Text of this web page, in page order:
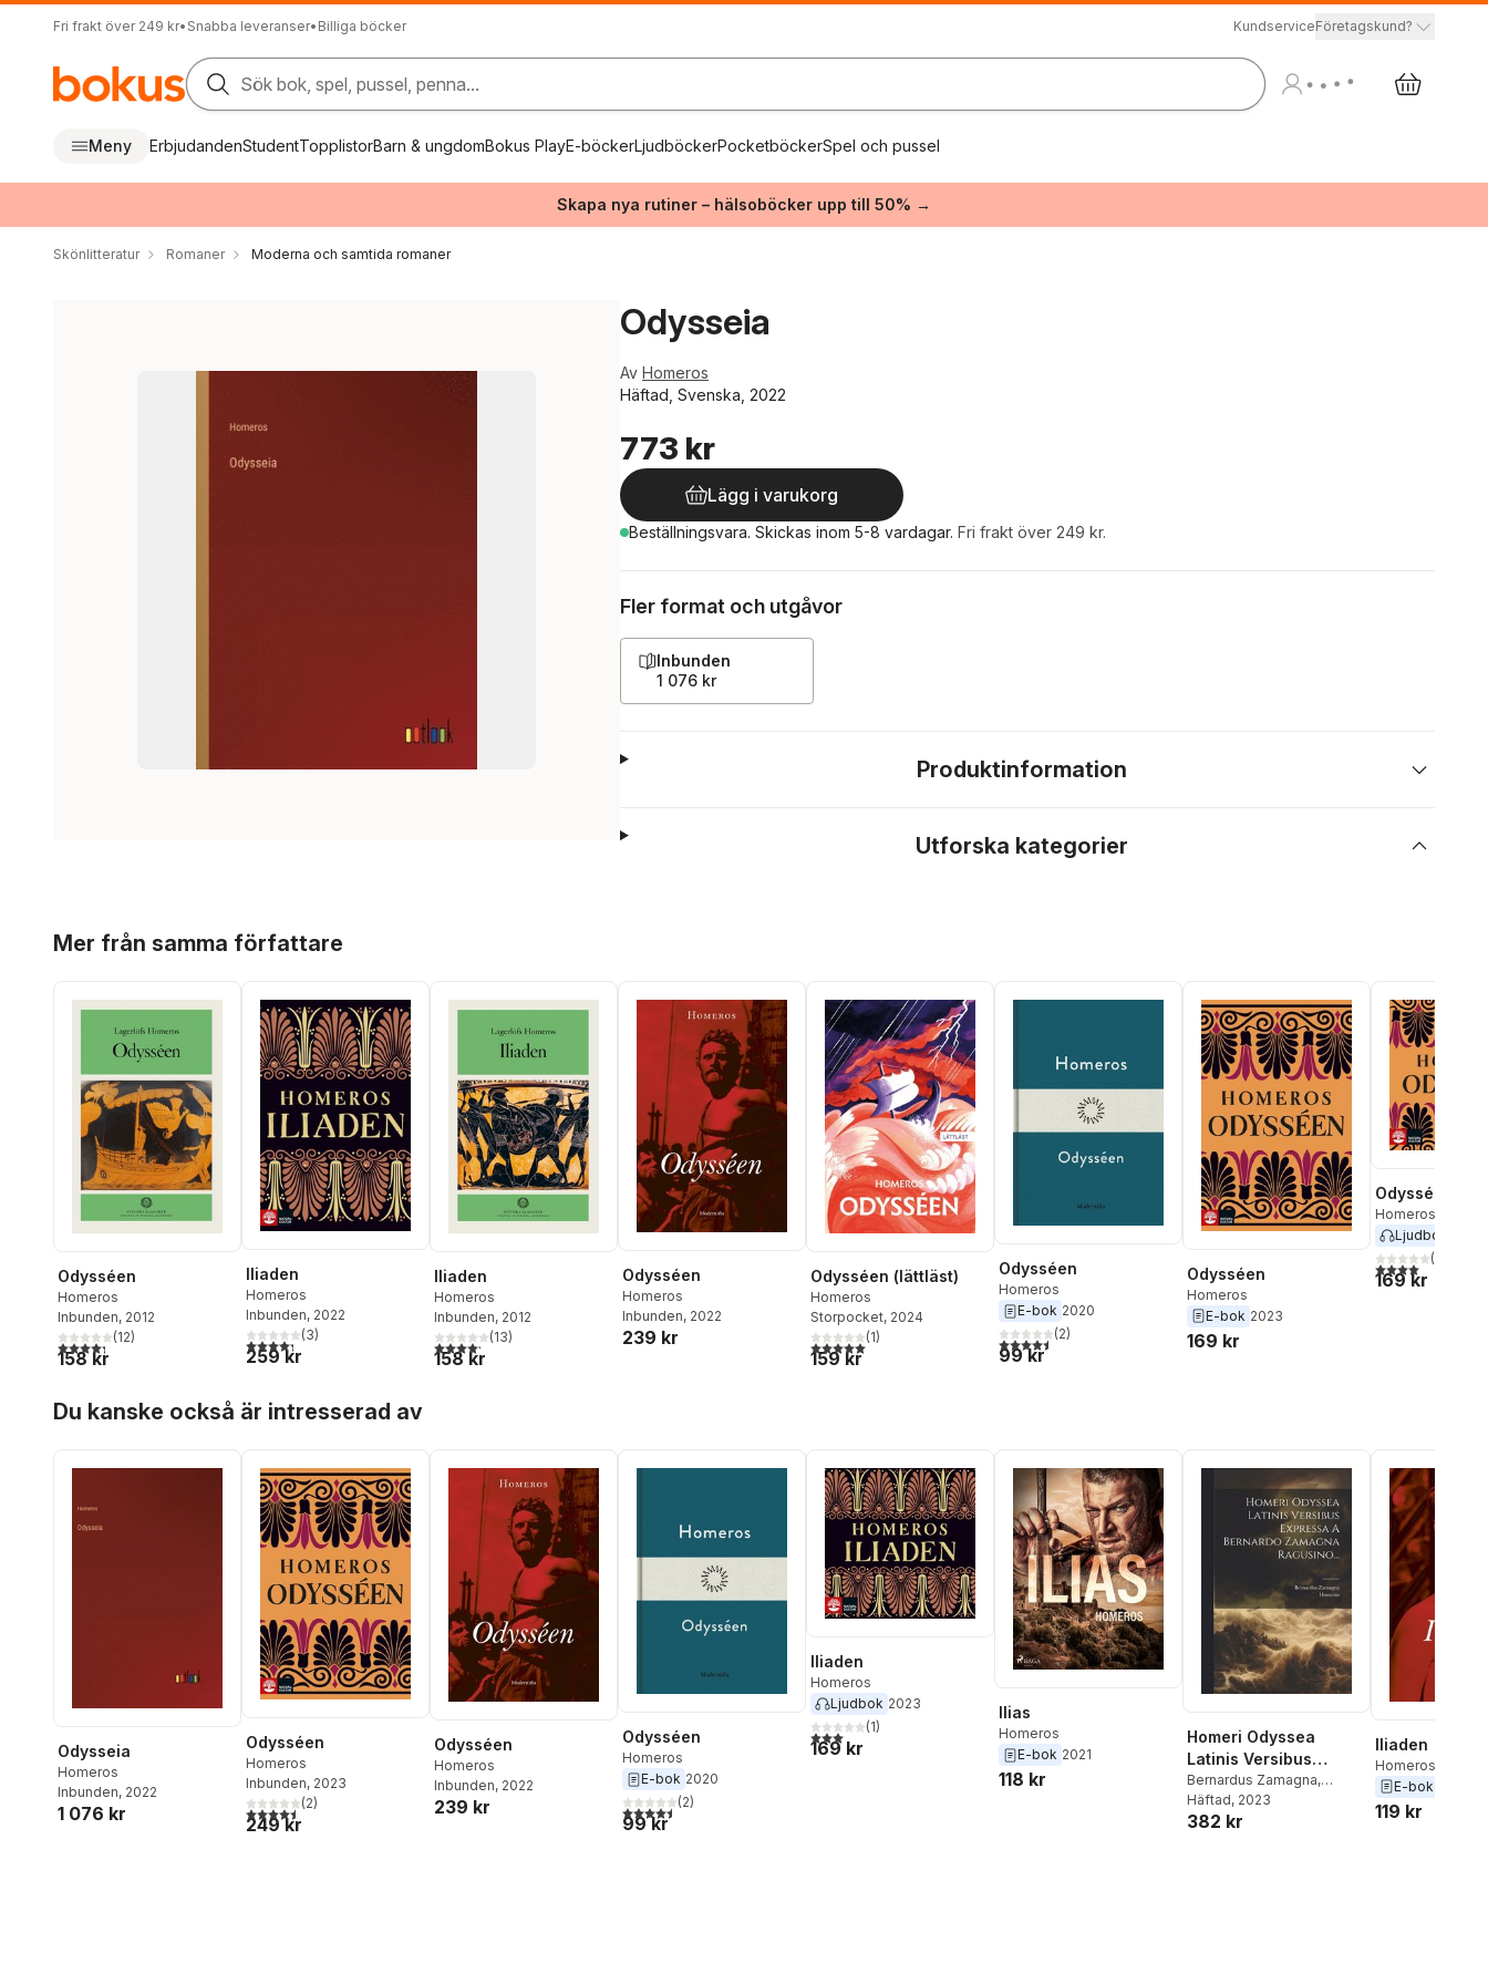
Fri frakt över 249 kr• Snabba leveranser• Billiga böcker KundserviceFöretagskund?
Sök bok, spel, pussel, penna...
Meny ErbjudandenStudentTopplistorBarn & ungdomBokus PlayE-böckerLjudböckerPocketböckerSpel och pussel
Skapa nya rutiner – hälsoböcker upp till 50% →
Skönlitteratur Romaner Moderna och samtida romaner
Odysseia
Av Homeros
Häftad, Svenska, 2022
773 kr
Lägg i varukorg
Beställningsvara. Skickas inom 5-8 vardagar. Fri frakt över 249 kr.
Fler format och utgåvor
Inbunden
1 076 kr
Produktinformation
Utforska kategorier
Mer från samma författare
Odysséen
Homeros
Inbunden, 2012
4,3utav 5 stjärnor. Totalt antal röster:
(12)
158 kr
Iliaden
Homeros
Inbunden, 2022
4,3utav 5 stjärnor. Totalt antal röster:
(3)
259 kr
Iliaden
Homeros
Inbunden, 2012
4,2utav 5 stjärnor. Totalt antal röster:
(13)
158 kr
Odysséen
Homeros
Inbunden, 2022
239 kr
Odysséen (lättläst)
Homeros
Storpocket, 2024
5,0utav 5 stjärnor. Totalt antal röster:
(1)
159 kr
Odysséen
Homeros
E-bok 2020
4,5utav 5 stjärnor. Totalt antal röster:
(2)
99 kr
Odysséen
Homeros
E-bok 2023
169 kr
Odysséen
Homeros
Ljudbok
4,0utav 5(
169 kr
Du kanske också är intresserad av
Odysseia
Homeros
Inbunden, 2022
1 076 kr
Odysséen
Homeros
Inbunden, 2023
4,5utav 5 stjärnor. Totalt antal röster:
(2)
249 kr
Odysséen
Homeros
Inbunden, 2022
239 kr
Odysséen
Homeros
E-bok 2020
4,5utav 5 stjärnor. Totalt antal röster:
(2)
99 kr
Iliaden
Homeros
Ljudbok 2023
3,0utav 5 stjärnor. Totalt antal röster:
(1)
169 kr
Ilias
Homeros
E-bok 2021
118 kr
Homeri Odyssea
Latinis Versibus
Expressa A Bernardo
Zamagna Ragusino...
Bernardus Zamagna,
Homeros
Häftad, 2023
382 kr
Iliaden
Homeros
E-bok
119 kr